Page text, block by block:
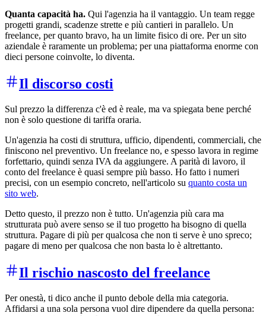
Quanta capacità ha. Qui l'agenzia ha il vantaggio. Un team regge
progetti grandi, scadenze strette e più cantieri in parallelo. Un
freelance, per quanto bravo, ha un limite fisico di ore. Per un sito
aziendale è raramente un problema; per una piattaforma enorme con
dieci persone coinvolte, lo diventa.
Il discorso costi
Sul prezzo la differenza c'è ed è reale, ma va spiegata bene perché
non è solo questione di tariffa oraria.
Un'agenzia ha costi di struttura, ufficio, dipendenti, commerciali, che
finiscono nel preventivo. Un freelance no, e spesso lavora in regime
forfettario, quindi senza IVA da aggiungere. A parità di lavoro, il
conto del freelance è quasi sempre più basso. Ho fatto i numeri
precisi, con un esempio concreto, nell'articolo su quanto costa un
sito web.
Detto questo, il prezzo non è tutto. Un'agenzia più cara ma
strutturata può avere senso se il tuo progetto ha bisogno di quella
struttura. Pagare di più per qualcosa che non ti serve è uno spreco;
pagare di meno per qualcosa che non basta lo è altrettanto.
Il rischio nascosto del freelance
Per onestà, ti dico anche il punto debole della mia categoria.
Affidarsi a una sola persona vuol dire dipendere da quella persona: